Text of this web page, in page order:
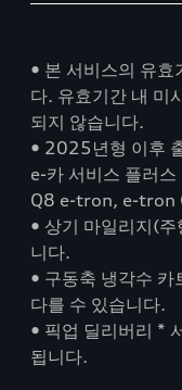
• 본 서비스의 유
다. 유효기간 내 미
되지 않습니다.
• 2025 년형 이후
e-카 서비스 플러스
Q8 e-tron, e-tron
• 상기 마일리지(
니다.
• 구동축 냉각수
다를 수 있습니다.
• 픽업 딜리버리 *
됩니다.